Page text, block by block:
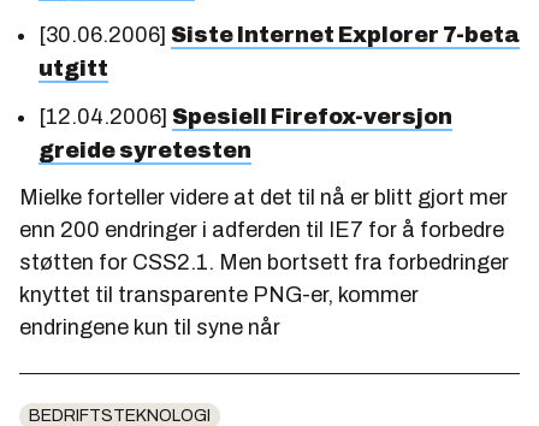
[30.06.2006] Siste Internet Explorer 7-beta
utgitt
[12.04.2006] Spesiell Firefox-versjon
greide syretesten
Mielke forteller videre at det til nå er blitt gjort mer
enn 200 endringer i adferden til IE7 for å forbedre
støtten for CSS2.1. Men bortsett fra forbedringer
knyttet til transparente PNG-er, kommer
endringene kun til syne når
BEDRIFTSTEKNOLOGI